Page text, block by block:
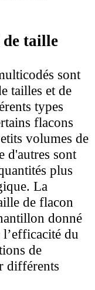
de taille
sont
tailles et de
types
flacons
volumes de
d'autres sont
plus
La
de flacon
donné
du
de
différents